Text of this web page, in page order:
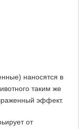
наносятся в
таким же
эффект.
от